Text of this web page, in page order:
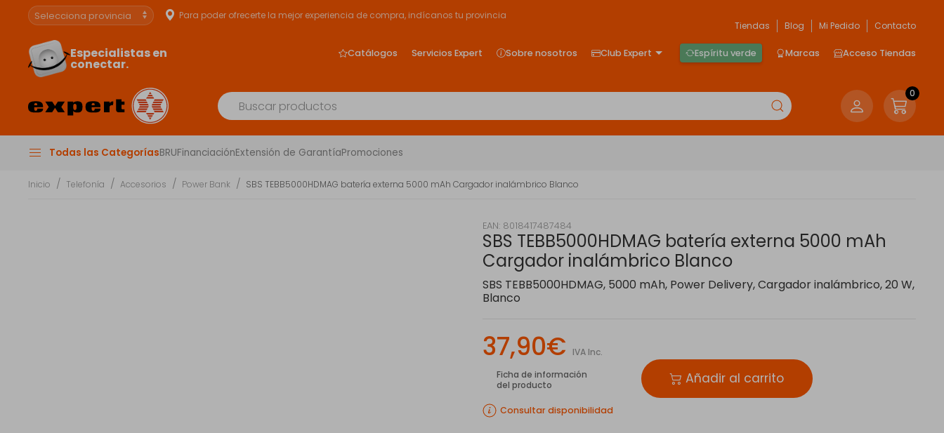
Para poder ofrecerte la mejor experiencia de compra, indícanos tu provincia
Tiendas
Blog Mi Pedido Contacto
Especialistas en
conectar.
Catálogos Servicios Expert Sobre nosotros Club Expert Espíritu verde Marcas Acceso Tiendas
0
Todas las CategoríasBRUFinanciaciónExtensión de GarantíaPromociones
Inicio Telefonía Accesorios Power Bank SBS TEBB5000HDMAG batería externa 5000 mAh Cargador inalámbrico Blanco
EAN: 8018417487484
SBS TEBB5000HDMAG batería externa 5000 mAh
Cargador inalámbrico Blanco
SBS TEBB5000HDMAG, 5000 mAh, Power Delivery, Cargador inalámbrico, 20 W,
Blanco
37,90€
IVA Inc.
Ficha de información
del producto
Consultar disponibilidad
Añadir al carrito